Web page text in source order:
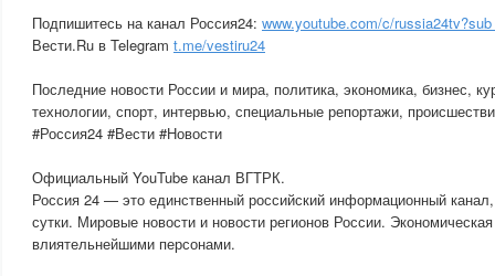
Подпишитесь на канал Россия24: www.youtube.com/c/
Вести.Ru в Telegram t.me/vestiru24
Последние новости России и мира, политика, экономика, бизнес,
технологии, спорт, интервью, специальные репортажи,
#Россия24 #Вести #Новости
Официальный YouTube канал ВГТРК.
Россия 24 — это единственный российский информационный
сутки. Мировые новости и новости регионов России.
влиятельнейшими персонами.